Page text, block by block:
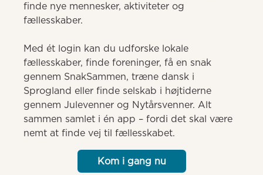
finde nye mennesker, aktiviteter og
fællesskaber.
Med ét login kan du udforske lokale
fællesskaber, finde foreninger, få en snak
gennem SnakSammen, træne dansk i
Sprogland eller finde selskab i højtiderne
gennem Julevenner og Nytårsvenner. Alt
sammen samlet i én app – fordi det skal være
nemt at finde vej til fællesskabet.
Kom i gang nu